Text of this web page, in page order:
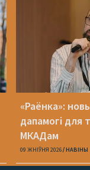
«Раёнка»:
дапамогі для
МКАДам
09 ЖНІЎНЯ 2026 НАВІНЫ